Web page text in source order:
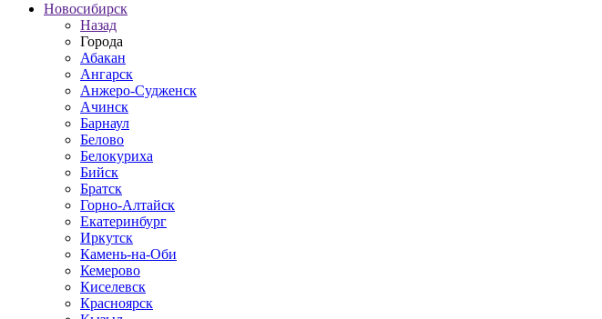
Новосибирск
Назад
Города
Абакан
Ангарск
Анжеро-Судженск
Ачинск
Барнаул
Белово
Белокуриха
Бийск
Братск
Горно-Алтайск
Екатеринбург
Иркутск
Камень-на-Оби
Кемерово
Киселевск
Красноярск